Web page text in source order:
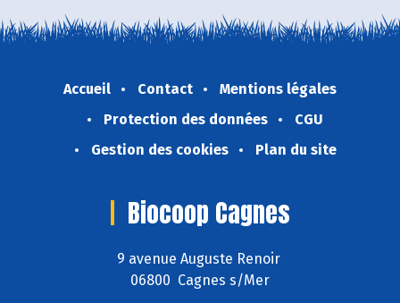
Accueil Contact
Mentions légales
Protection des données
CGU
Gestion des cookies
Plan du site
Biocoop Cagnes
9 avenue Auguste Renoir
06800 Cagnes s/Mer